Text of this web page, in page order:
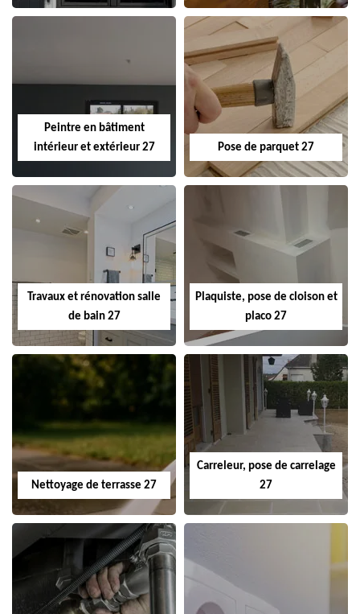
Peintre en bâtiment
intérieur et extérieur 27
Pose de parquet 27
Travaux et rénovation salle
de bain 27
Plaquiste, pose de cloison et
placo 27
Nettoyage de terrasse 27
Carreleur, pose de carrelage
27